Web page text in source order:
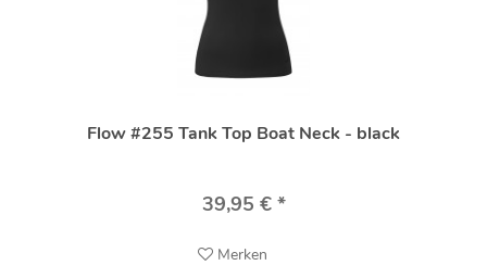
Flow #255 Tank Top Boat Neck - black
39,95 € *
Merken